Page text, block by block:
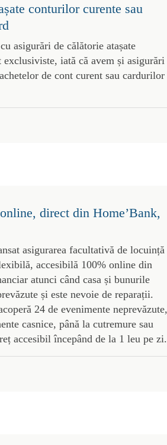
conturilor curente sau
asigurări de călătorie atașate
iată că avem și asigurări
de cont curent sau cardurilor
direct din Home’Bank,
asigurarea facultativă de locuință
accesibilă 100% online din
atunci când casa și bunurile
și este nevoie de reparații.
24 de evenimente neprevăzute,
casnice, până la cutremure sau
accesibil începând de la 1 leu pe zi.